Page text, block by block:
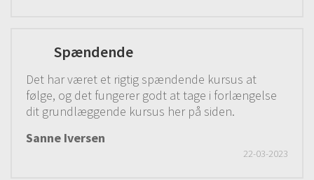
Spændende
Det har været et rigtig spændende kursus at
følge, og det fungerer godt at tage i forlængelse
dit grundlæggende kursus her på siden.
Sanne Iversen
22-03-2023